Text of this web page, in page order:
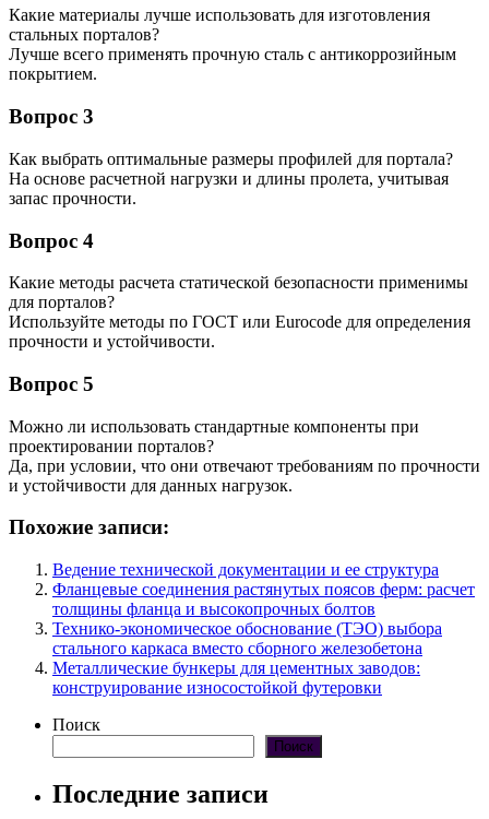
Какие материалы лучше использовать для изготовления
стальных порталов?
Лучше всего применять прочную сталь с антикоррозийным
покрытием.
Вопрос 3
Как выбрать оптимальные размеры профилей для портала?
На основе расчетной нагрузки и длины пролета, учитывая
запас прочности.
Вопрос 4
Какие методы расчета статической безопасности применимы
для порталов?
Используйте методы по ГОСТ или Eurocode для определения
прочности и устойчивости.
Вопрос 5
Можно ли использовать стандартные компоненты при
проектировании порталов?
Да, при условии, что они отвечают требованиям по прочности
и устойчивости для данных нагрузок.
Похожие записи:
Ведение технической документации и ее структура
Фланцевые соединения растянутых поясов ферм: расчет
толщины фланца и высокопрочных болтов
Технико-экономическое обоснование (ТЭО) выбора
стального каркаса вместо сборного железобетона
Металлические бункеры для цементных заводов:
конструирование износостойкой футеровки
Поиск
Поиск
Последние записи